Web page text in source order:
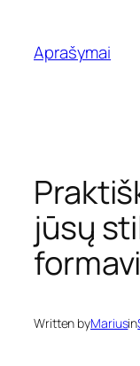
turinio
Aprašymai
jūsų
Written byMariusin